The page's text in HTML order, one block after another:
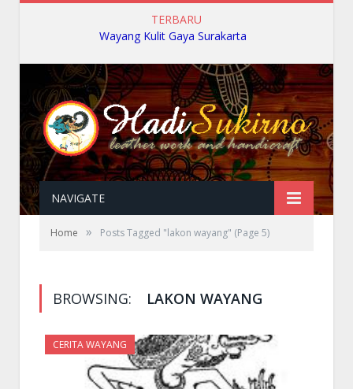
TERBARU
Wayang Kulit Gaya Surakarta
NAVIGATE
Home » Posts Tagged "lakon wayang" (Page 5)
BROWSING: LAKON WAYANG
CERITA WAYANG